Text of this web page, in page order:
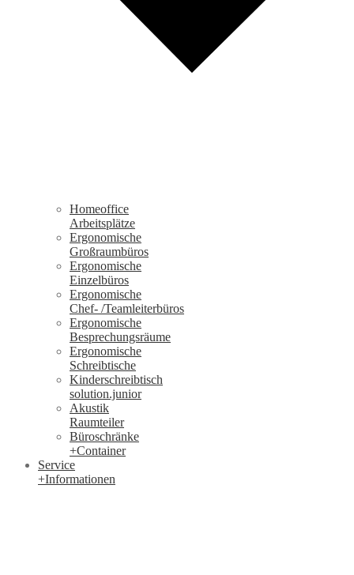
Homeoffice
Arbeitsplätze
Ergonomische
Großraumbüros
Ergonomische
Einzelbüros
Ergonomische
Chef- /Teamleiterbüros
Ergonomische
Besprechungsräume
Ergonomische
Schreibtische
Kinderschreibtisch
solution.junior
Akustik
Raumteiler
Büroschränke
+Container
Service
+Informationen